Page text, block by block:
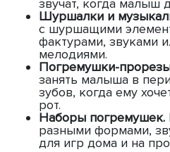
звучат, когда малыш
Шуршалки и
с шуршащими
фактурами, звуками
мелодиями.
Погремушки-
занять малыша в
зубов, когда ему
рот.
Наборы погремушек.
разными формами,
для игр дома и на